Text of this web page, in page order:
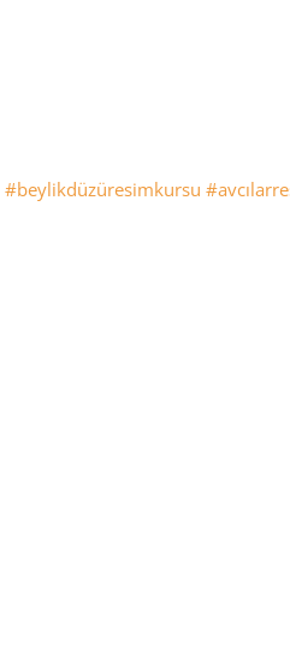
#beylikdüzüresimkursu